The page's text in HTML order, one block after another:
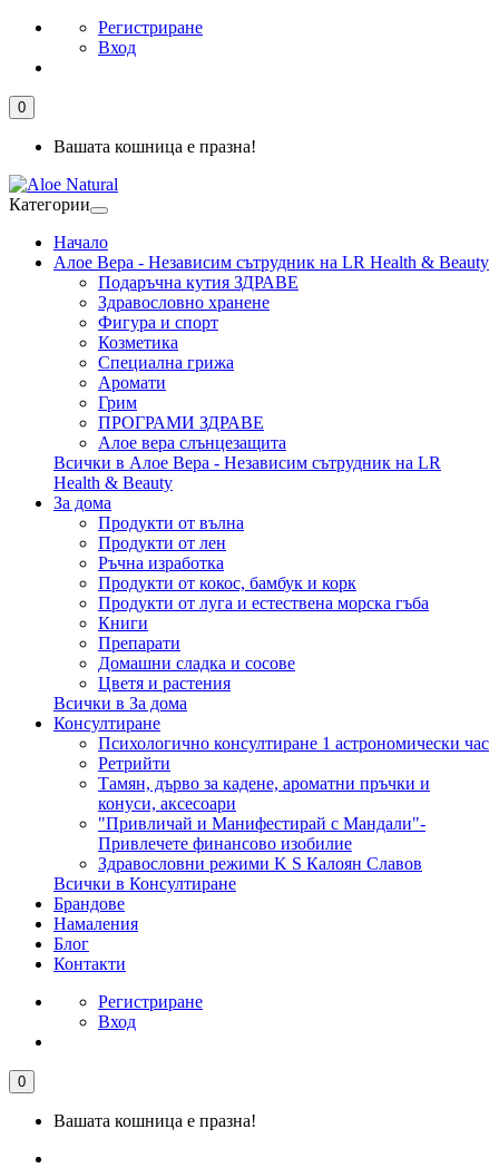
Регистриране
Вход
0
Вашата кошница е празна!
Категории
Начало
Алое Вера - Независим сътрудник на LR Health & Beauty
Подаръчна кутия ЗДРАВЕ
Здравословно хранене
Фигура и спорт
Козметика
Специална грижа
Аромати
Грим
ПРОГРАМИ ЗДРАВЕ
Алое вера слънцезащита
Всички в Алое Вера - Независим сътрудник на LR
Health & Beauty
За дома
Продукти от вълна
Продукти от лен
Ръчна изработка
Продукти от кокос, бамбук и корк
Продукти от луга и естествена морска гъба
Книги
Препарати
Домашни сладка и сосове
Цветя и растения
Всички в За дома
Консултиране
Психологично консултиране 1 астрономически час
Ретрийти
Тамян, дърво за кадене, ароматни пръчки и
конуси, аксесоари
"Привличай и Манифестирай с Мандали"-
Привлечете финансово изобилие
Здравословни режими K S Калоян Славов
Всички в Консултиране
Брандове
Намаления
Блог
Контакти
Регистриране
Вход
0
Вашата кошница е празна!